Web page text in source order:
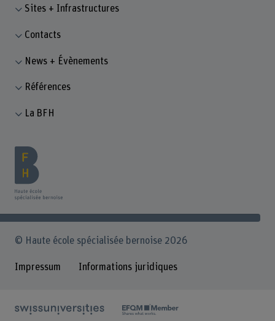
Sites + Infrastructures
Contacts
News + Évènements
Références
La BFH
© Haute école spécialisée bernoise 2026
Impressum Informations juridiques